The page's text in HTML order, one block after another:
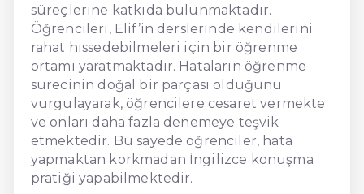
süreçlerine katkıda bulunmaktadır.
Öğrencileri, Elif’in derslerinde kendilerini
rahat hissedebilmeleri için bir öğrenme
ortamı yaratmaktadır. Hataların öğrenme
sürecinin doğal bir parçası olduğunu
vurgulayarak, öğrencilere cesaret vermekte
ve onları daha fazla denemeye teşvik
etmektedir. Bu sayede öğrenciler, hata
yapmaktan korkmadan İngilizce konuşma
pratiği yapabilmektedir.